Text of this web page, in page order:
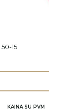
50-15
KAINA SU PVM